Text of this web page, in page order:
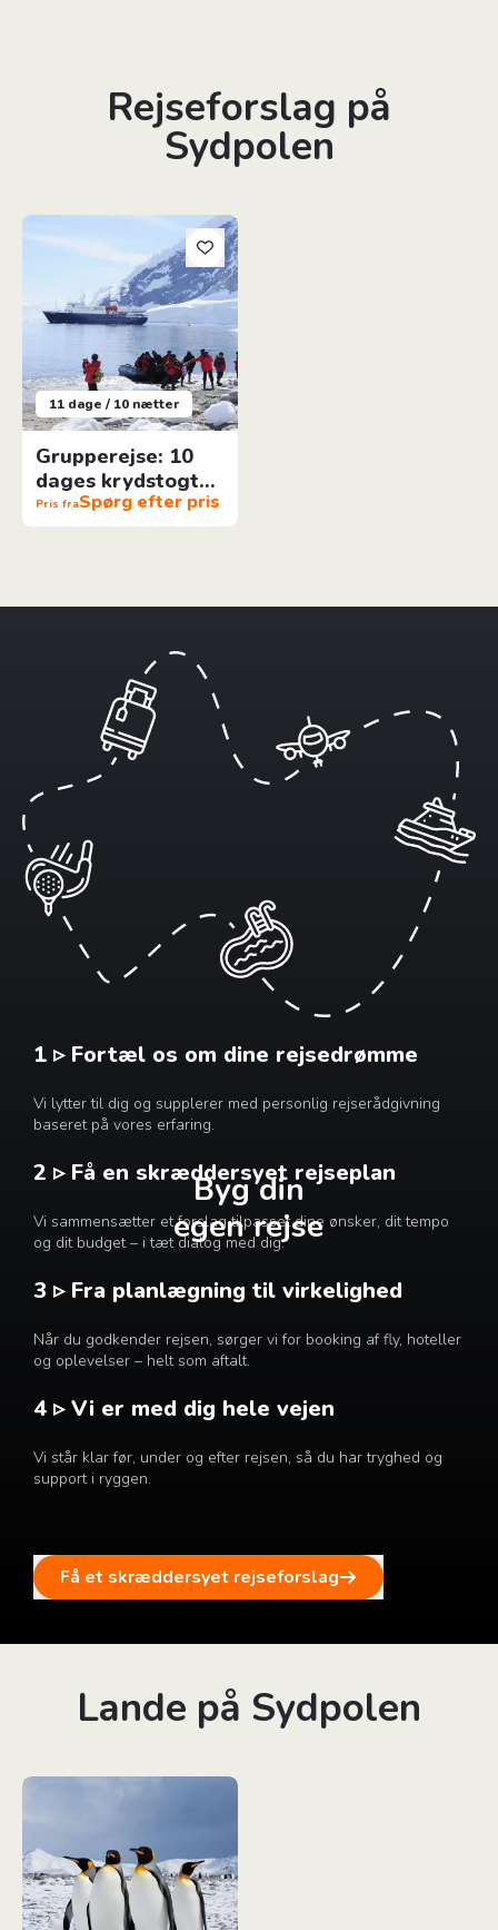
Rejseforslag på
Sydpolen
11 dage / 10 nætter
Grupperejse: 10
dages krydstogt
til Antarktis
Pris fraSpørg efter pris
Grupperejse: 10 dages krydstogt til Antarktis
Byg din
egen rejse
1 ▹ Fortæl os om dine rejsedrømme
Vi lytter til dig og supplerer med personlig rejserådgivning
baseret på vores erfaring.
2 ▹ Få en skræddersyet rejseplan
Vi sammensætter et forslag tilpasset dine ønsker, dit tempo
og dit budget – i tæt dialog med dig.
3 ▹ Fra planlægning til virkelighed
Når du godkender rejsen, sørger vi for booking af fly, hoteller
og oplevelser – helt som aftalt.
4 ▹ Vi er med dig hele vejen
Vi står klar før, under og efter rejsen, så du har tryghed og
support i ryggen.
Få et skræddersyet rejseforslag
Lande på Sydpolen